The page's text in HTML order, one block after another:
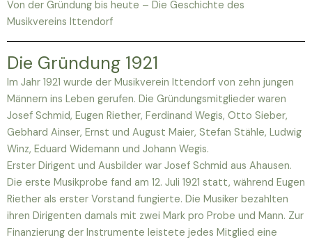
Von der Gründung bis heute – Die Geschichte des
Musikvereins Ittendorf
Die Gründung 1921
Im Jahr 1921 wurde der Musikverein Ittendorf von zehn jungen
Männern ins Leben gerufen. Die Gründungsmitglieder waren
Josef Schmid, Eugen Riether, Ferdinand Wegis, Otto Sieber,
Gebhard Ainser, Ernst und August Maier, Stefan Stähle, Ludwig
Winz, Eduard Widemann und Johann Wegis.
Erster Dirigent und Ausbilder war Josef Schmid aus Ahausen.
Die erste Musikprobe fand am 12. Juli 1921 statt, während Eugen
Riether als erster Vorstand fungierte. Die Musiker bezahlten
ihren Dirigenten damals mit zwei Mark pro Probe und Mann. Zur
Finanzierung der Instrumente leistete jedes Mitglied eine